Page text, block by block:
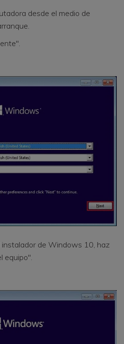
desde el medio de
instalador de Windows 10, haz
equipo".